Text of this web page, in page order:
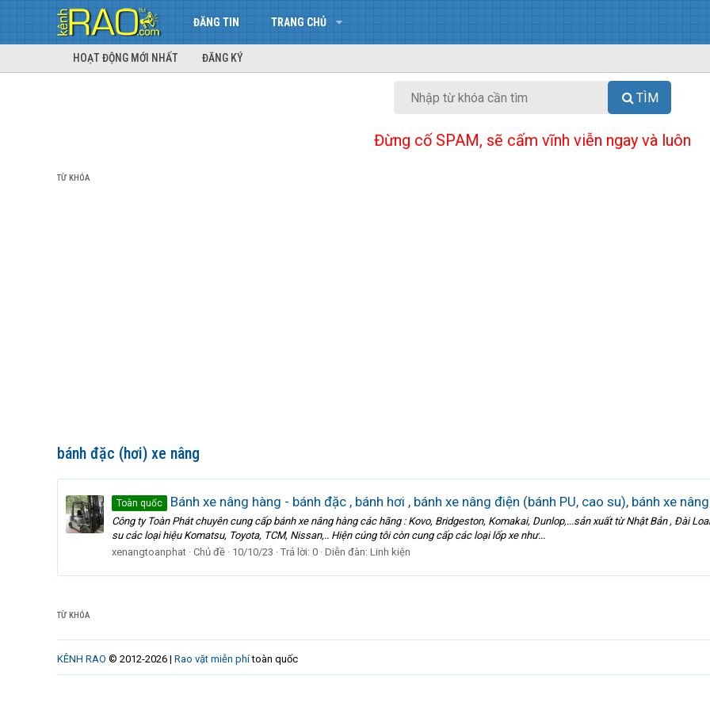
ĐĂNG TIN TRANG CHỦ
HOẠT ĐỘNG MỚI NHẤT ĐĂNG KÝ
TÌM
Đừng cố SPAM, sẽ cấm vĩnh viễn ngay và luôn
TỪ KHÓA
bánh đặc (hơi) xe nâng
Toàn quốc Bánh xe nâng hàng - bánh đặc , bánh hơi , bánh xe nâng điện (bánh PU, cao su), bánh xe
Công ty Toàn Phát chuyên cung cấp bánh xe nâng hàng các hãng : Kovo, Bridgeston, Komakai, Dunlop,...sản xuất từ Nhật Bản , Đài
su các loại hiệu Komatsu, Toyota, TCM, Nissan,.. Hiện cúng tôi còn cung cấp các loại lốp xe như...
xenangtoanphat Chủ đề 10/10/23 Trả lời: 0 Diễn đàn: Linh kiện
TỪ KHÓA
KÊNH RAO © 2012-2026 | Rao vặt miễn phítoàn quốc